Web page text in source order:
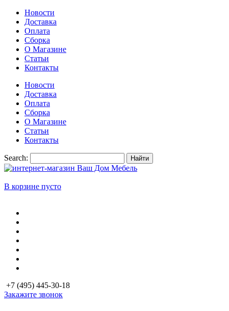
Новости
Доставка
Оплата
Сборка
О Магазине
Статьи
Контакты
Новости
Доставка
Оплата
Сборка
О Магазине
Статьи
Контакты
Search: Найти
В корзине пусто
+7 (495) 445-30-18
Закажите звонок